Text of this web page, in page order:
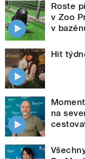
Roste
v Zoo
v
Hit
na